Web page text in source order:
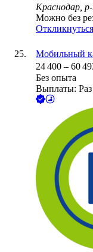
Краснодар,
Можно без
Откликнуться
Мобильный
24 400 – 60
Без опыта
Выплаты: